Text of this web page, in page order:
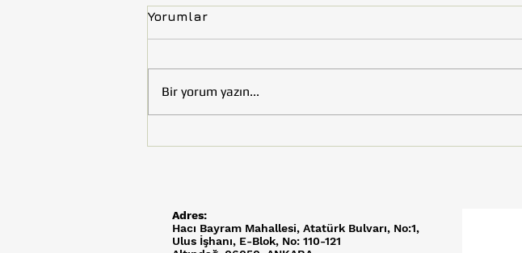
Alındı
Yorumlar
Bir yorum yazın...
Adres:
Hacı Bayram Mahallesi, Atatürk Bulvarı, No:1,
Ulus İşhanı, E-Blok, No: 110-121